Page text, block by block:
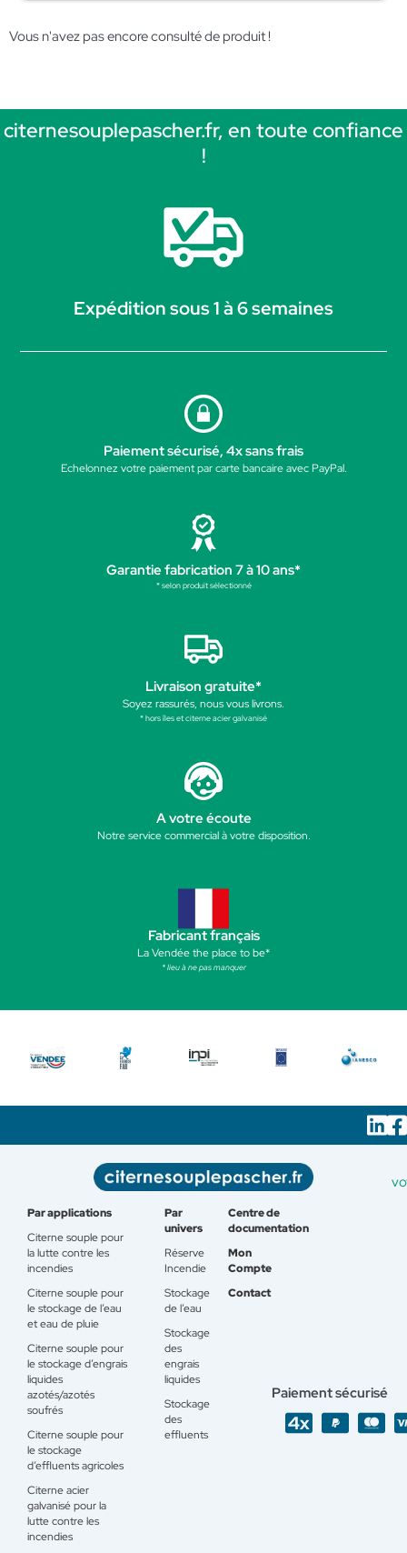
Vous n'avez pas encore consulté de produit !
citernesouplepascher.fr, en toute confiance
!
Expédition sous 1 à 6 semaines
Paiement sécurisé, 4x sans frais
Echelonnez votre paiement par carte bancaire avec PayPal.
Garantie fabrication 7 à 10 ans*
* selon produit sélectionné
Livraison gratuite*
Soyez rassurés, nous vous livrons.
* hors îles et citerne acier galvanisé
A votre écoute
Notre service commercial à votre disposition.
Fabricant français
La Vendée the place to be*
* lieu à ne pas manquer
Par applications
Citerne souple pour
la lutte contre les
incendies
Citerne souple pour
le stockage de l’eau
et eau de pluie
Citerne souple pour
le stockage d’engrais
liquides
azotés/azotés
soufrés
Citerne souple pour
le stockage
d’effluents agricoles
Citerne acier
galvanisé pour la
lutte contre les
incendies
Par
univers
Réserve
Incendie
Stockage
de l’eau
Stockage
des
engrais
liquides
Stockage
des
effluents
Centre de
documentation
Mon
Compte
Contact
Paiement sécurisé